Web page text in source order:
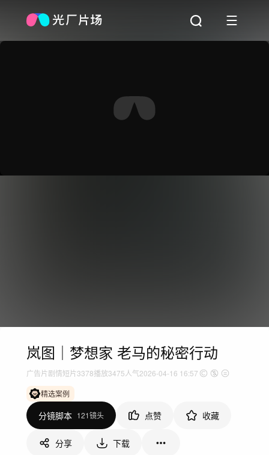
岚图｜梦想家 老马的秘密行动
广告片剧情短片3378播放3475人气2026-04-16 16:57
精选案例
分镜脚本 121镜头 点赞 收藏
分享
下载